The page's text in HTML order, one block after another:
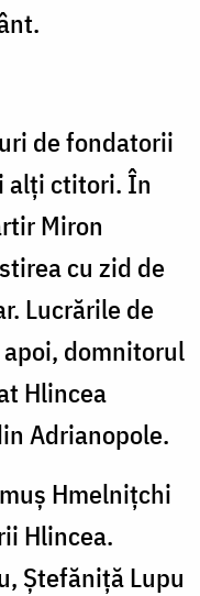
de fondatorii
alți ctitori. În
Miron
cu zid de
Lucrările de
domnitorul
Hlincea
Adrianopole.
Hmelnițchi
Hlincea.
Ștefăniță Lupu